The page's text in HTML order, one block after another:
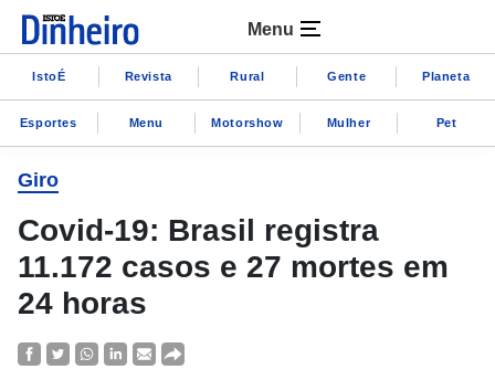
Menu
IstoÉ Revista Rural Gente Planeta
Esportes Menu Motorshow Mulher Pet
Giro
Covid-19: Brasil registra
11.172 casos e 27 mortes em
24 horas